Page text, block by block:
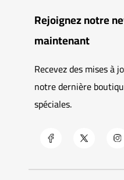
Rejoignez notre
maintenant
Recevez des mises à
notre dernière
spéciales.